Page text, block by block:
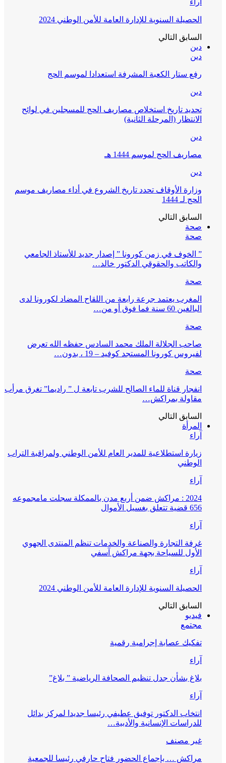
آراء
الحصيلة السنوية للإدارة العامة للأمن الوطني 2024
السابق التالي
دين
دين
رفع ستار الكعبة المشرفة استعدادا لموسم الحج
دين
تحديد تاريخ استخلاص مصاريف الحج للمسجلين في لوائح
الانتظار (المرحلة الثانية)
دين
مصاريف الحج لموسم 1444 هـ
دين
وزارة الأوقاف تحدد تاريخ الشروع في أداء مصاريف موسم
الحج لـ 1444
السابق التالي
صحة
صحة
” الخوف في زمن كورونا ” إصدار جديد للأستاذ الجامعي
والكاتب والحقوقي الدكتور خالد…
صحة
المغرب يعتمد جرعة رابعة من اللقاح المضاد لكورونا لدى
البالغين 60 سنة فما فوق أو من…
صحة
صاحب الجلالة الملك محمد السادس حفظه الله تعرض
لفيروس كورونا المستجد كوفيد – 19 ، بدون…
صحة
انفجار قناة للماء الصالح للشرب تابعة ل ” راديما” تغرق مرأب
مقاولة بمراكش…
السابق التالي
المرأة
آراء
زيارة استطلاعية للمدير العام للأمن الوطني ولمراقبة التراب
الوطني
آراء
2024 : مراكش ضمن أربع مدن بالممكلة سجلت مامجموعه
656 قضية تتعلق بغسيل الأموال
آراء
غرفة التجارة والصناعة والخدمات تنظم المنتدى الجهوي
الأول للسياحة بجهة مراكش آسفي
آراء
الحصيلة السنوية للإدارة العامة للأمن الوطني 2024
السابق التالي
فيديو
مجتمع
تفكيك عصابة إجرامية رقمية
آراء
بلاغ بشأن جدل تنظيم الصحافة الرياضية ” بلاغ”
آراء
انتخاب الدكتور توفيق عطيفي رئيسا جديدا لمركز بدائل
للدراسات الإنسانية والأدبية…
غير مصنف
مراكش … بإجماع الحضور فتاح حارفي رئيسا للجمعية